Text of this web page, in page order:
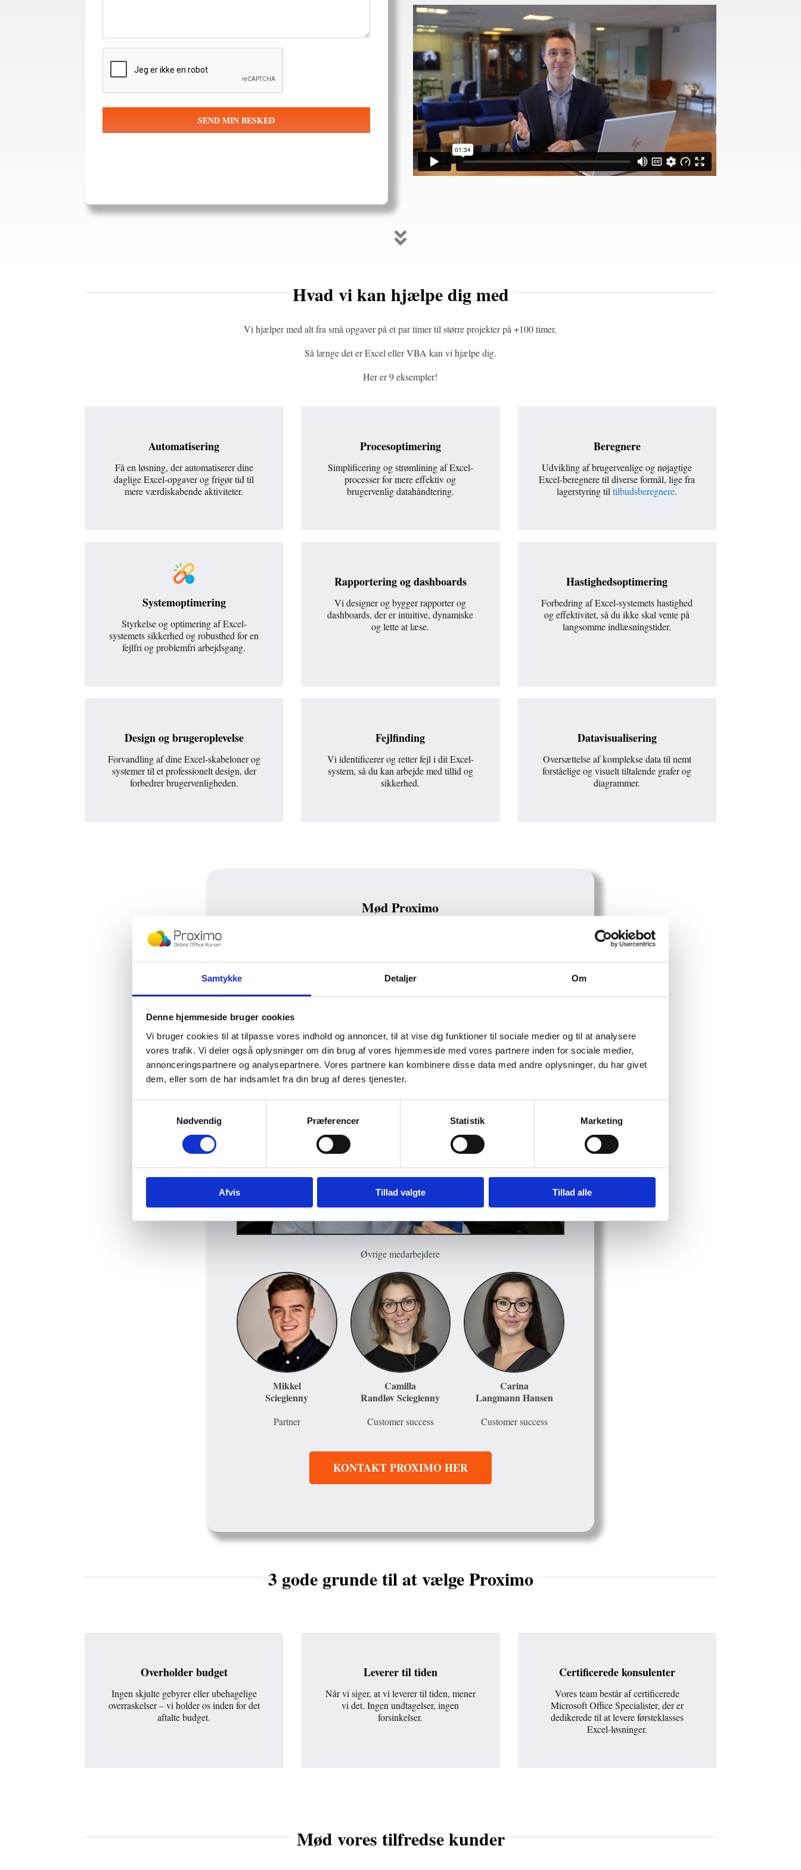
Samtykke Detaljer Om
Denne hjemmeside bruger cookies
Vi bruger cookies til at tilpasse vores indhold og annoncer, til at vise dig funktioner til sociale medier og til at analysere
vores trafik. Vi deler også oplysninger om din brug af vores hjemmeside med vores partnere inden for sociale medier,
annonceringspartnere og analysepartnere. Vores partnere kan kombinere disse data med andre oplysninger, du har givet
dem, eller som de har indsamlet fra din brug af deres tjenester.
Nødvendig
Præferencer Statistik Marketing
Afvis Tillad valgte Tillad alle
CAPTCHA
Hvad vi kan hjælpe dig med
Vi hjælper med alt fra små opgaver på et par timer til større projekter på +100 timer.
Så længe det er Excel eller VBA kan vi hjælpe dig.
Her er 9 eksempler!
Automatisering
Få en løsning, der automatiserer dine
daglige Excel-opgaver og frigør tid til
mere værdiskabende aktiviteter.
Procesoptimering
Simplificering og strømlining af Excel-
processer for mere effektiv og
brugervenlig datahåndtering.
Beregnere
Udvikling af brugervenlige og nøjagtige
Excel-beregnere til diverse formål, lige fra
lagerstyring tiltilbudsberegnere.
Systemoptimering
Styrkelse og optimering af Excel-
systemets sikkerhed og robusthed for en
fejlfri og problemfri arbejdsgang.
Rapportering og dashboards
Vi designer og bygger rapporter og
dashboards, der er intuitive, dynamiske
og lette at læse.
Hastighedsoptimering
Forbedring af Excel-systemets hastighed
og effektivitet, så du ikke skal vente på
langsomme indlæsningstider.
Design og brugeroplevelse
Forvandling af dine Excel-skabeloner og
systemer til et professionelt design, der
forbedrer brugervenligheden.
Fejlfinding
Vi identificerer og retter fejl i dit Excel-
system, så du kan arbejde med tillid og
sikkerhed.
Datavisualisering
Oversættelse af komplekse data til nemt
forståelige og visuelt tiltalende grafer og
diagrammer.
Mød Proximo
Kasper Langmanner partner i Proximo og din primære kontaktperson.
Kasper har siden 2013 arbejdet som Excel-konsulent og undervist i vores
MVP(Most Valuable Professional) i Excel-kategorien – en af de mest prestigefyldte
titler, der gives til verdens førende eksperter.
Øvrige medarbejdere
Mikkel
Sciegienny
Partner
Camilla
Randløv Sciegienny
Customer success
Carina
Langmann Hansen
Customer success
KONTAKT PROXIMO HER
3 gode grunde til at vælge Proximo
Overholder budget
Ingen skjulte gebyrer eller ubehagelige
overraskelser – vi holder os inden for det
aftalte budget.
Leverer til tiden
Når vi siger, at vi leverer til tiden, mener
vi det. Ingen undtagelser, ingen
forsinkelser.
Certificerede konsulenter
Vores team består af certificerede
Microsoft Office Specialister, der er
dedikerede til at levere førsteklasses
Excel-løsninger.
Mød vores tilfredse kunder